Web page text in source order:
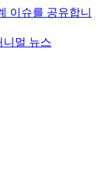
이슈를 공유합니
니멀 뉴스